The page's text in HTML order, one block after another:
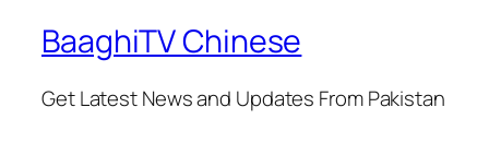
BaaghiTV Chinese
Get Latest News and Updates From Pakistan